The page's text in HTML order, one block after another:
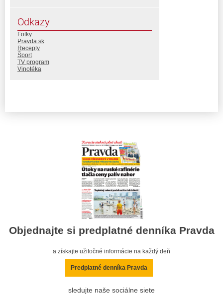
Odkazy
Fotky
Pravda.sk
Recepty
Šport
TV program
Vinotéka
Objednajte si predplatné denníka Pravda
a získajte užitočné informácie na každý deň
Predplatné denníka Pravda
sledujte naše sociálne siete